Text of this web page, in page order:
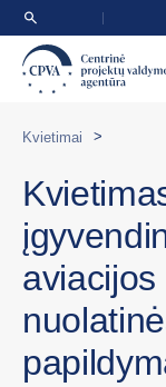
Kvietimai >